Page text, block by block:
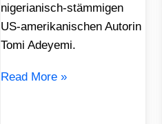
nigerianisch-stämmigen
US-amerikanischen Autorin
Tomi Adeyemi.
Read More »